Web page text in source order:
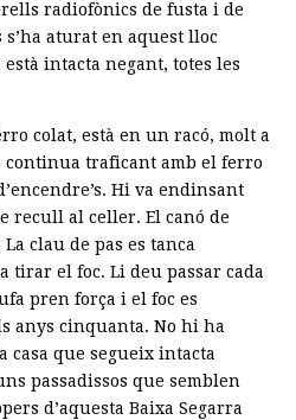
radiofònics de fusta i de
s’ha aturat en aquest lloc
intacta negant, totes les
colat, està en un racó, molt a
continua traficant amb el ferro
Hi va endinsant
recull al celler. El canó de
clau de pas es tanca
tirar el foc. Li deu passar cada
pren força i el foc es
anys cinquanta. No hi ha
casa que segueix intacta
passadissos que semblen
d’aquesta Baixa Segarra